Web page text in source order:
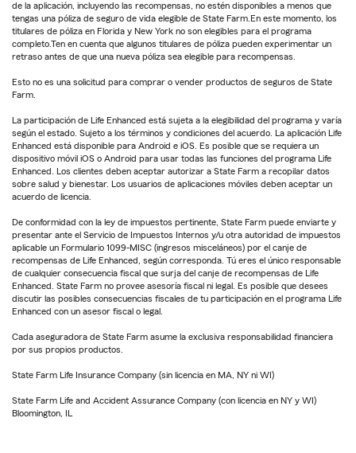
de la aplicación, incluyendo las recompensas, no estén disponibles a menos que
tengas una póliza de seguro de vida elegible de State Farm.En este momento, los
titulares de póliza en Florida y New York no son elegibles para el programa
completo.Ten en cuenta que algunos titulares de póliza pueden experimentar un
retraso antes de que una nueva póliza sea elegible para recompensas.
Esto no es una solicitud para comprar o vender productos de seguros de State
Farm.
La participación de Life Enhanced está sujeta a la elegibilidad del programa y varía
según el estado. Sujeto a los términos y condiciones del acuerdo. La aplicación Life
Enhanced está disponible para Android e iOS. Es posible que se requiera un
dispositivo móvil iOS o Android para usar todas las funciones del programa Life
Enhanced. Los clientes deben aceptar autorizar a State Farm a recopilar datos
sobre salud y bienestar. Los usuarios de aplicaciones móviles deben aceptar un
acuerdo de licencia.
De conformidad con la ley de impuestos pertinente, State Farm puede enviarte y
presentar ante el Servicio de Impuestos Internos y/u otra autoridad de impuestos
aplicable un Formulario 1099-MISC (ingresos misceláneos) por el canje de
recompensas de Life Enhanced, según corresponda. Tú eres el único responsable
de cualquier consecuencia fiscal que surja del canje de recompensas de Life
Enhanced. State Farm no provee asesoría fiscal ni legal. Es posible que desees
discutir las posibles consecuencias fiscales de tu participación en el programa Life
Enhanced con un asesor fiscal o legal.
Cada aseguradora de State Farm asume la exclusiva responsabilidad financiera
por sus propios productos.
State Farm Life Insurance Company (sin licencia en MA, NY ni WI)
State Farm Life and Accident Assurance Company (con licencia en NY y WI)
Bloomington, IL